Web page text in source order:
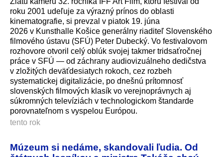
roku 2001 udeľuje za výrazný prínos do oblasti
kinematografie, si prevzal v piatok 19. júna
2026 v Kunsthalle Košice generálny riaditeľ Slovenského
filmového ústavu (SFÚ) Peter Dubecký. Vo festivalovom
rozhovore otvoril celý oblúk svojej takmer tridsaťročnej
práce v SFÚ — od záchrany audiovizuálneho dedičstva
v zložitých deväťdesiatych rokoch, cez rozbeh
systematickej digitalizácie, po dnešnú prítomnosť
slovenských filmových klasík vo verejnoprávnych aj
súkromných televíziách v technologickom štandarde
porovnateľnom s vyspelou Európou.
tento rok
Múzeum si nedáme, skandovali ľudia. Od